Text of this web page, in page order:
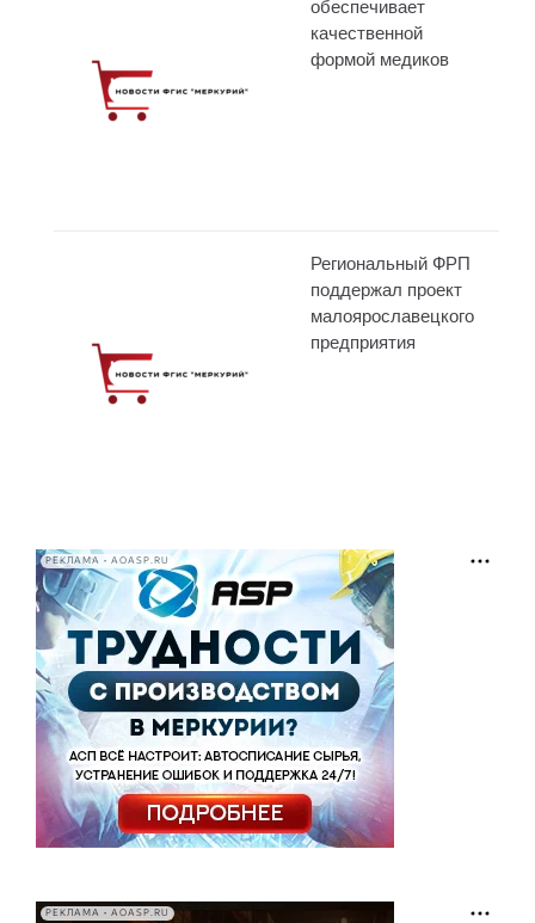
обеспечивает
качественной
формой медиков
Региональный ФРП
поддержал проект
малоярославецкого
предприятия
РЕКЛАМА • AOASP.RU
РЕКЛАМА • AOASP.RU